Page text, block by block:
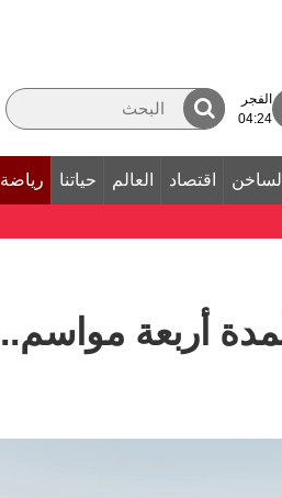
الفجر
04:24
اقتصاد العالم حياتنا رياضة
أربعة مواسم..